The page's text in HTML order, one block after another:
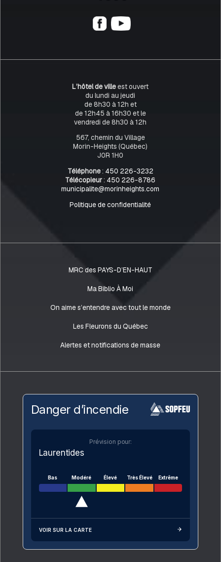
L’hôtel de villeest ouvert
du lundi au jeudi
de 8h30 à 12h et
de 12h45 à 16h30 et le
vendredi de 8h30 à 12h
567, chemin du Village
Morin-Heights (Québec)
J0R 1H0
Téléphone: 450 226-3232
Télécopieur: 450 226-8786
municipalite@morinheights.com
Politique de confidentialité
MRC des PAYS-D’EN-HAUT
Ma Biblio À Moi
On aime s’entendre avec tout le monde
Les Fleurons du Québec
Alertes et notifications de masse
Danger d’incendie
Prévision pour:
Laurentides
Bas Modéré Élevé Très Élevé Extrême
VOIR SUR LA CARTE